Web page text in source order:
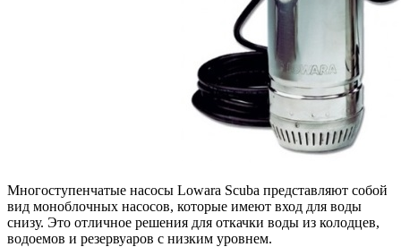
Многоступенчатые насосы Lowara Scuba представляют собой
вид моноблочных насосов, которые имеют вход для воды
снизу. Это отличное решения для откачки воды из колодцев,
водоемов и резервуаров с низким уровнем.